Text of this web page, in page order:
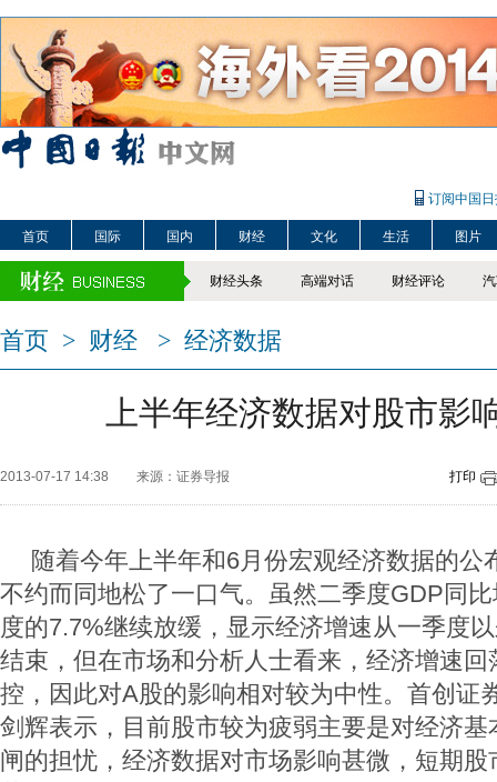
订阅中国
首页 国际 国内 财经 文化 生活 图片
财经头条 高端对话 财经评论
首页 > 财经 > 经济数据
上半年经济数据对股市影
2013-07-17 14:38 来源：证券导报 打印
随着今年上半年和6月份宏观经济数据的公
不约而同地松了一口气。虽然二季度GDP同
度的7.7%继续放缓，显示经济增速从一季度
结束，但在市场和分析人士看来，经济增速
控，因此对A股的影响相对较为中性。首创证
剑辉表示，目前股市较为疲弱主要是对经济
闸的担忧，经济数据对市场影响甚微，短期